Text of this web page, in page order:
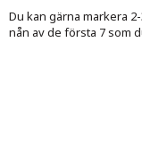
Du kan gärna markera
nån av de första 7 som